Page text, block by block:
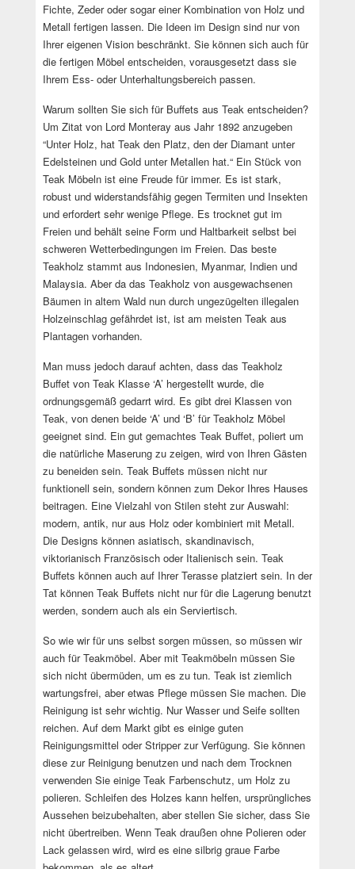
Fichte, Zeder oder sogar einer Kombination von Holz und
Metall fertigen lassen. Die Ideen im Design sind nur von
Ihrer eigenen Vision beschränkt. Sie können sich auch für
die fertigen Möbel entscheiden, vorausgesetzt dass sie
Ihrem Ess- oder Unterhaltungsbereich passen.
Warum sollten Sie sich für Buffets aus Teak entscheiden?
Um Zitat von Lord Monteray aus Jahr 1892 anzugeben
“Unter Holz, hat Teak den Platz, den der Diamant unter
Edelsteinen und Gold unter Metallen hat.“ Ein Stück von
Teak Möbeln ist eine Freude für immer. Es ist stark,
robust und widerstandsfähig gegen Termiten und Insekten
und erfordert sehr wenige Pflege. Es trocknet gut im
Freien und behält seine Form und Haltbarkeit selbst bei
schweren Wetterbedingungen im Freien. Das beste
Teakholz stammt aus Indonesien, Myanmar, Indien und
Malaysia. Aber da das Teakholz von ausgewachsenen
Bäumen in altem Wald nun durch ungezügelten illegalen
Holzeinschlag gefährdet ist, ist am meisten Teak aus
Plantagen vorhanden.
Man muss jedoch darauf achten, dass das Teakholz
Buffet von Teak Klasse ‘A’ hergestellt wurde, die
ordnungsgemäß gedarrt wird. Es gibt drei Klassen von
Teak, von denen beide ‘A’ und ‘B’ für Teakholz Möbel
geeignet sind. Ein gut gemachtes Teak Buffet, poliert um
die natürliche Maserung zu zeigen, wird von Ihren Gästen
zu beneiden sein. Teak Buffets müssen nicht nur
funktionell sein, sondern können zum Dekor Ihres Hauses
beitragen. Eine Vielzahl von Stilen steht zur Auswahl:
modern, antik, nur aus Holz oder kombiniert mit Metall.
Die Designs können asiatisch, skandinavisch,
viktorianisch Französisch oder Italienisch sein. Teak
Buffets können auch auf Ihrer Terasse platziert sein. In der
Tat können Teak Buffets nicht nur für die Lagerung benutzt
werden, sondern auch als ein Serviertisch.
So wie wir für uns selbst sorgen müssen, so müssen wir
auch für Teakmöbel. Aber mit Teakmöbeln müssen Sie
sich nicht übermüden, um es zu tun. Teak ist ziemlich
wartungsfrei, aber etwas Pflege müssen Sie machen. Die
Reinigung ist sehr wichtig. Nur Wasser und Seife sollten
reichen. Auf dem Markt gibt es einige guten
Reinigungsmittel oder Stripper zur Verfügung. Sie können
diese zur Reinigung benutzen und nach dem Trocknen
verwenden Sie einige Teak Farbenschutz, um Holz zu
polieren. Schleifen des Holzes kann helfen, ursprüngliches
Aussehen beizubehalten, aber stellen Sie sicher, dass Sie
nicht übertreiben. Wenn Teak draußen ohne Polieren oder
Lack gelassen wird, wird es eine silbrig graue Farbe